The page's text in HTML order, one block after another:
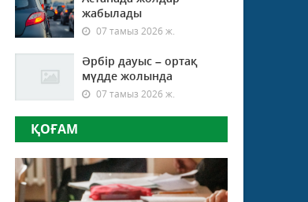
жабылады
07 тамыз 2026 ж.
Әрбір дауыс – ортақ
мүдде жолында
07 тамыз 2026 ж.
ҚОҒАМ